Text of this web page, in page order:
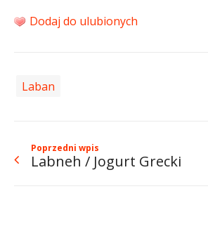
Dodaj do ulubionych
Laban
Poprzedni wpis
Labneh / Jogurt Grecki